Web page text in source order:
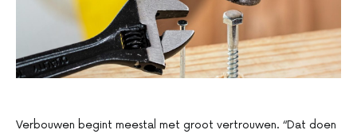
Verbouwen begint meestal met groot vertrouwen. “Dat doen